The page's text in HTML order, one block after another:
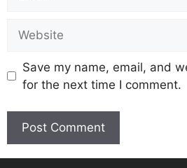
Save my name, email, and
for the next time I comment.